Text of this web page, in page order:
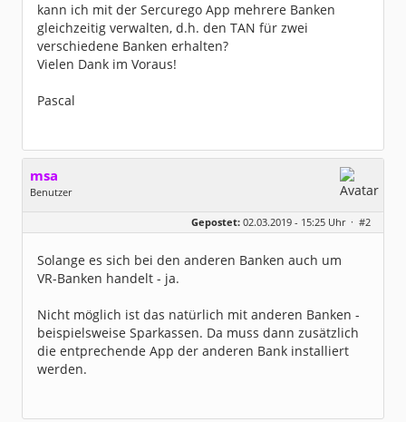
kann ich mit der Sercurego App mehrere Banken
gleichzeitig verwalten, d.h. den TAN für zwei
verschiedene Banken erhalten?
Vielen Dank im Voraus!
Pascal
msa
Benutzer
Alter:
63
Dabei seit:
03 / 2007
Gepostet: 02.03.2019 - 15:25 Uhr · #2
Solange es sich bei den anderen Banken auch um
VR-Banken handelt - ja.
Nicht möglich ist das natürlich mit anderen Banken -
beispielsweise Sparkassen. Da muss dann zusätzlich
die entprechende App der anderen Bank installiert
werden.